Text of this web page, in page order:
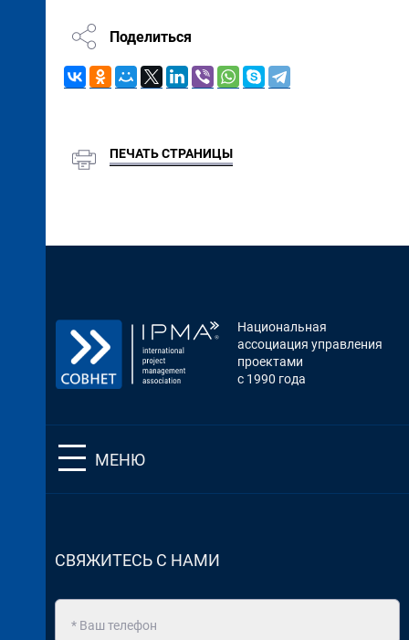
Поделиться
ПЕЧАТЬ СТРАНИЦЫ
Национальная
ассоциация управления
проектами
с 1990 года
МЕНЮ
СВЯЖИТЕСЬ С НАМИ